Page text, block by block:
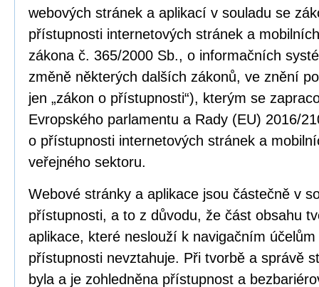
webových stránek a aplikací v souladu se
přístupnosti internetových stránek a
zákona č. 365/2000 Sb., o informačních
změně některých dalších zákonů, ve znění
jen „zákon o přístupnosti“), kterým se
Evropského parlamentu a Rady (EU) 2016/
o přístupnosti internetových stránek a
veřejného sektoru.
Webové stránky a aplikace jsou částečně v
přístupnosti, a to z důvodu, že část obsahu
aplikace, které neslouží k navigačním
přístupnosti nevztahuje. Při tvorbě a správě
byla a je zohledněna přístupnost a